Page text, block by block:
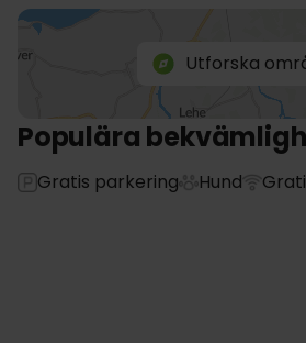
Utforska
Populära
Gratis parkering Hund